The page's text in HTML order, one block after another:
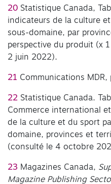
20 Statistique Canada,
indicateurs de la culture
sous-domaine, par
perspective du produit (x
2 juin 2022).
21 Communications MDR,
22 Statistique Canada.
Commerce international
de la culture et du sport
domaine, provinces et
(consulté le 4 octobre
23 Magazines Canada,
Magazine Publishing